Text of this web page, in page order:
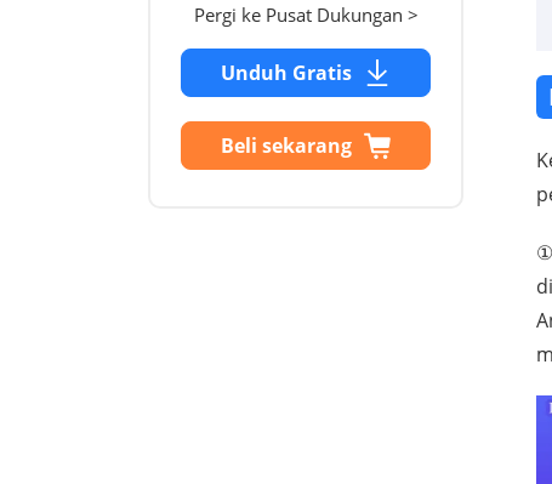
①
Pergi ke Pusat Dukungan >
Unduh Gratis
Beli sekarang